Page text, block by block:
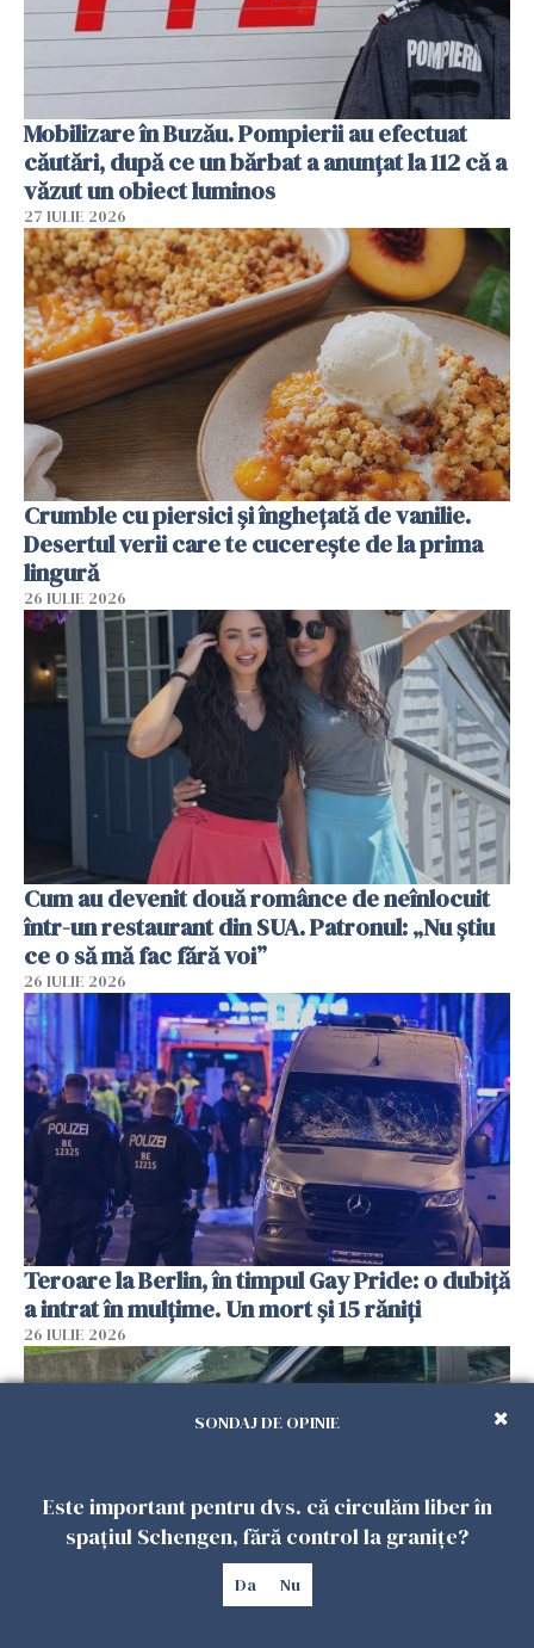
Mobilizare în Buzău. Pompierii au efectuat
căutări, după ce un bărbat a anunțat la 112 că a
văzut un obiect luminos
27 IULIE 2026
Crumble cu piersici și înghețată de vanilie.
Desertul verii care te cucerește de la prima
lingură
26 IULIE 2026
Cum au devenit două românce de neînlocuit
într-un restaurant din SUA. Patronul: „Nu știu
ce o să mă fac fără voi”
26 IULIE 2026
Teroare la Berlin, în timpul Gay Pride: o dubiță
a intrat în mulțime. Un mort și 15 răniți
26 IULIE 2026
SONDAJ DE OPINIE
Este important pentru dvs. că circulăm liber în
spațiul Schengen, fără control la granițe?
Da Nu